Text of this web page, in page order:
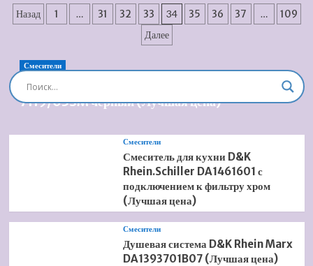
Villeroy
01
Пагинация
Назад 1 … 31 32 33 34 35 36 37 …
109
Далее
Смесители
Душевая система встроенная Timo Briana SX-
7119/03SM черный (Лучшая цена)
Смесители
Смеситель для кухни D&K
Rhein.Schiller DA1461601 с
подключением к фильтру хром
(Лучшая цена)
Смесители
Душевая система D&K Rhein Marx
DA1393701B07 (Лучшая цена)